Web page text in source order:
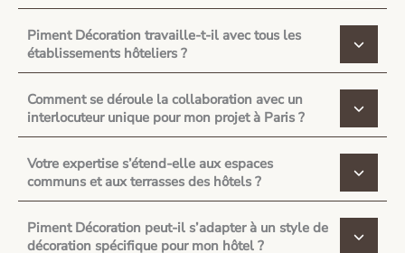
Piment Décoration travaille-t-il avec tous les
établissements hôteliers ?
Comment se déroule la collaboration avec un
interlocuteur unique pour mon projet à Paris ?
Votre expertise s’étend-elle aux espaces
communs et aux terrasses des hôtels ?
Piment Décoration peut-il s’adapter à un style de
décoration spécifique pour mon hôtel ?